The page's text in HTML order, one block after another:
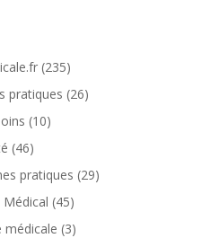
(235)
pratiques (26)
(10)
(46)
pratiques (29)
(45)
médicale (3)